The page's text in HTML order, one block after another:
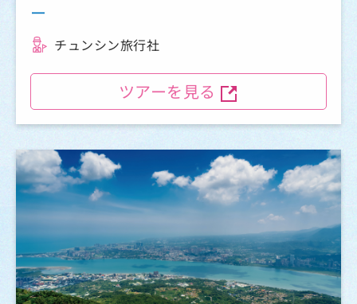
ー
チュンシン旅行社
ツアーを見る